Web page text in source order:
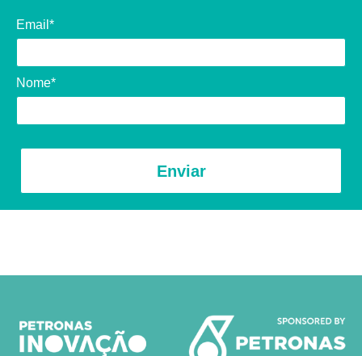
Email*
Nome*
Enviar